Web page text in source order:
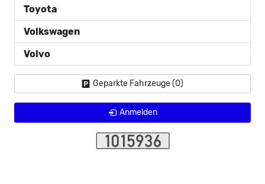
Toyota
Volkswagen
Volvo
Geparkte Fahrzeuge (0)
Anmelden